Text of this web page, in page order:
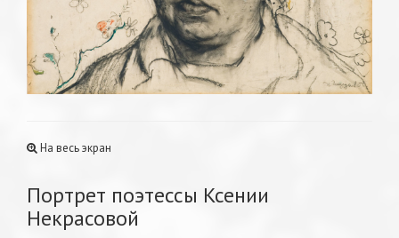
На весь экран
Портрет поэтессы Ксении
Некрасовой